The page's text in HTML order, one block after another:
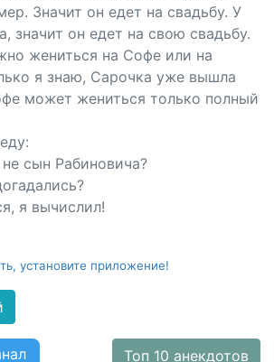
Значит он едет на свадьбу. У
значит он едет на свою свадьбу.
жениться на Софе или на
я знаю, Сарочка уже вышла
может жениться только полный
сын Рабиновича?
я вычислил!
установите приложение!
Топ 10 анекдотов